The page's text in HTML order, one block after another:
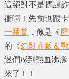
這絕對不是標題
衝啊！先前也跟
一番賞 ，像是《
的《幻影血脈＆
迷們感到熱血沸
來了！！